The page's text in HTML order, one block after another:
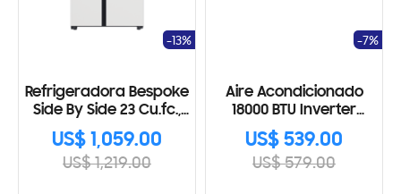
Refrigeradora Bespoke
Side By Side 23 Cu.fc.,
640L RS23CB70NA12AP
US$ 1,059.00
US$ 1,219.00
-13%
Aire Acondicionado
18000 BTU Inverter
advance
US$ 539.00
US$ 579.00
-7%